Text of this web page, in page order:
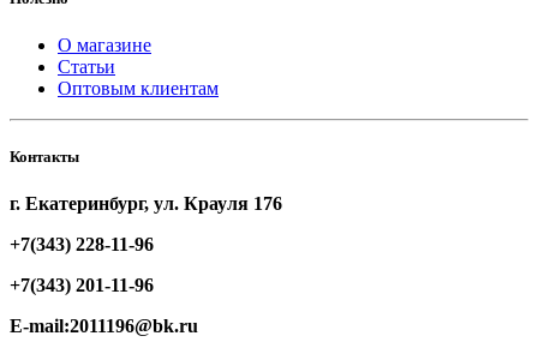
О магазине
Статьи
Оптовым клиентам
Контакты
г. Екатеринбург, ул. Крауля 176
+7(343) 228-11-96
+7(343) 201-11-96
E-mail:2011196@bk.ru